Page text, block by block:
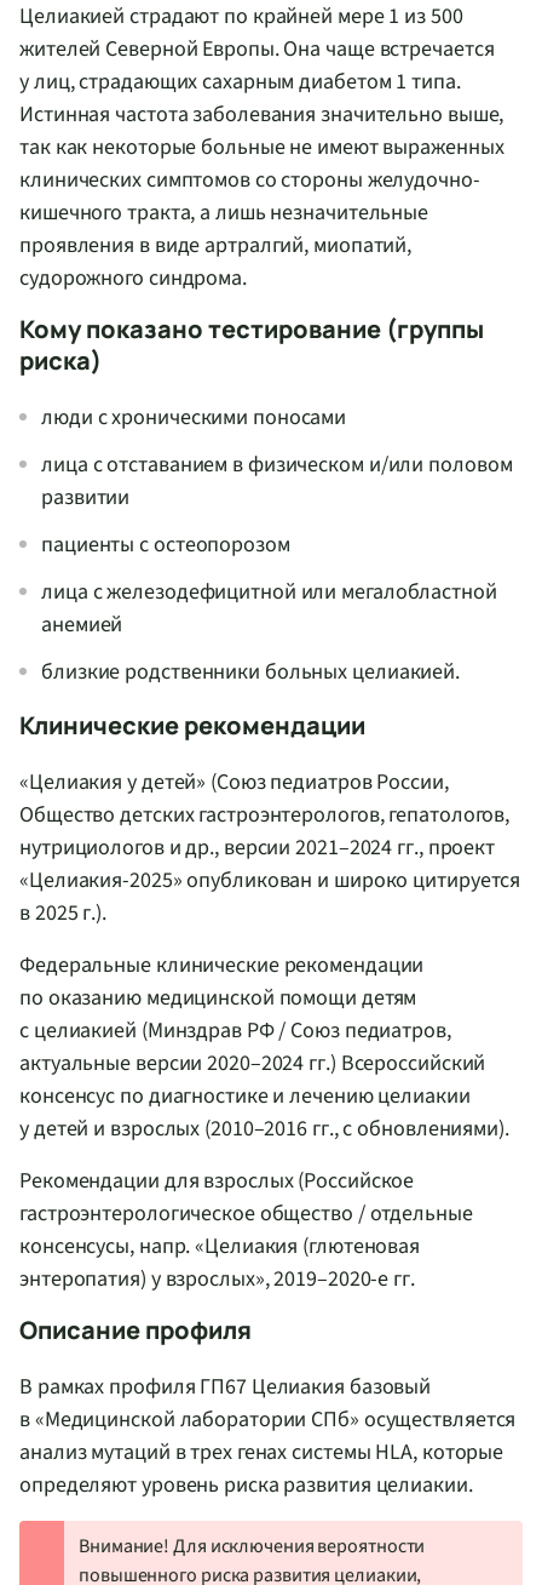
Целиакией страдают по крайней мере 1 из 500
жителей Северной Европы. Она чаще встречается
у лиц, страдающих сахарным диабетом 1 типа.
Истинная частота заболевания значительно выше,
так как некоторые больные не имеют выраженных
клинических симптомов со стороны желудочно-
кишечного тракта, а лишь незначительные
проявления в виде артралгий, миопатий,
судорожного синдрома.
Кому показано тестирование (группы
риска)
люди с хроническими поносами
лица с отставанием в физическом и/или половом
развитии
пациенты с остеопорозом
лица с железодефицитной или мегалобластной
анемией
близкие родственники больных целиакией.
Клинические рекомендации
«Целиакия у детей» (Союз педиатров России,
Общество детских гастроэнтерологов, гепатологов,
нутрициологов и др., версии 2021–2024 гг., проект
«Целиакия-2025» опубликован и широко цитируется
в 2025 г.).
Федеральные клинические рекомендации
по оказанию медицинской помощи детям
с целиакией (Минздрав РФ / Союз педиатров,
актуальные версии 2020–2024 гг.) Всероссийский
консенсус по диагностике и лечению целиакии
у детей и взрослых (2010–2016 гг., с обновлениями).
Рекомендации для взрослых (Российское
гастроэнтерологическое общество / отдельные
консенсусы, напр. «Целиакия (глютеновая
энтеропатия) у взрослых», 2019–2020-е гг.
Описание профиля
В рамках профиля ГП67 Целиакия базовый
в «Медицинской лаборатории СПб» осуществляется
анализ мутаций в трех генах системы HLA, которые
определяют уровень риска развития целиакии.
Внимание! Для исключения вероятности
повышенного риска развития целиакии,